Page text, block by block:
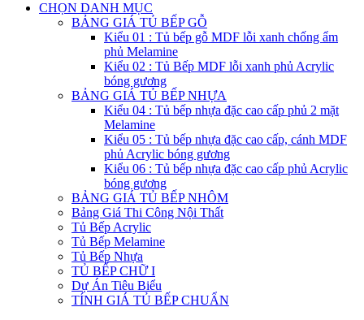
CHỌN DANH MỤC
BẢNG GIÁ TỦ BẾP GỖ
Kiểu 01 : Tủ bếp gỗ MDF lỗi xanh chống ẩm
phủ Melamine
Kiểu 02 : Tủ Bếp MDF lỗi xanh phủ Acrylic
bóng gương
BẢNG GIÁ TỦ BẾP NHỰA
Kiểu 04 : Tủ bếp nhựa đặc cao cấp phủ 2 mặt
Melamine
Kiểu 05 : Tủ bếp nhựa đặc cao cấp, cánh MDF
phủ Acrylic bóng gương
Kiểu 06 : Tủ bếp nhựa đặc cao cấp phủ Acrylic
bóng gương
BẢNG GIÁ TỦ BẾP NHÔM
Bảng Giá Thi Công Nội Thất
Tủ Bếp Acrylic
Tủ Bếp Melamine
Tủ Bếp Nhựa
TỦ BẾP CHỮ I
Dự Án Tiêu Biểu
TÍNH GIÁ TỦ BẾP CHUẨN